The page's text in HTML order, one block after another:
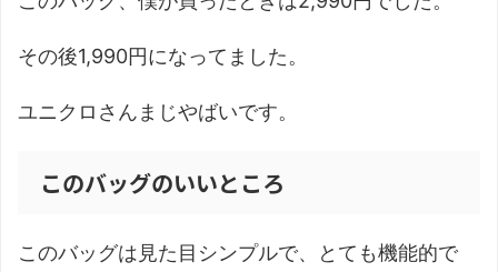
その後1,990円になってました。
ユニクロさんまじやばいです。
このバッグのいいところ
このバッグは見た目シンプルで、とても機能的で